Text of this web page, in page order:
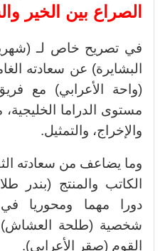
الصراع بين الخير
في تصريح خاص لـ
البشايرة) عن سعادته
(واحة الأعرابي) مع
مستوى الدراما الخليجية،
والإخراج، والتمثيل.
وما يضاعف من سعادته
الكاتب والمنتج (بندر
دورا مهما ومحوريا
شخصية (طلحة العشاش)
القوم (صقر الأعرابي).